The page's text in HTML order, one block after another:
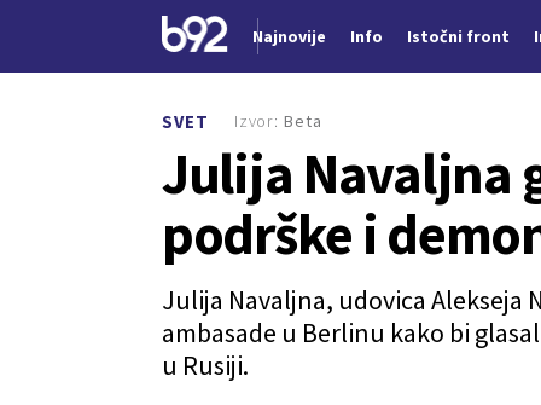
Najnovije Info Istočni front
SVET
Julija Navaljna
podrške i
Julija Navaljna, udovica Alekseja
ambasade u Berlinu kako bi
u Rusiji.
Izvor: Beta